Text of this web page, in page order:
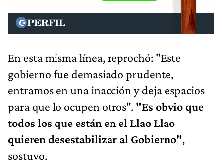
En esta misma línea, reprochó: "Este
gobierno fue demasiado prudente,
entramos en una inacción y deja espacios
para que lo ocupen otros". "Es obvio que
todos los que están en el Llao Llao
quieren desestabilizar al Gobierno",
sostuvo.